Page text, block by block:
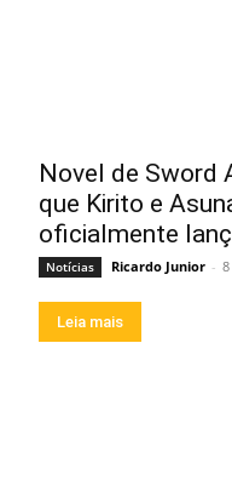
Novel de Sword
que Kirito e
oficialmente
Notícias Ricardo Junior -
Leia mais